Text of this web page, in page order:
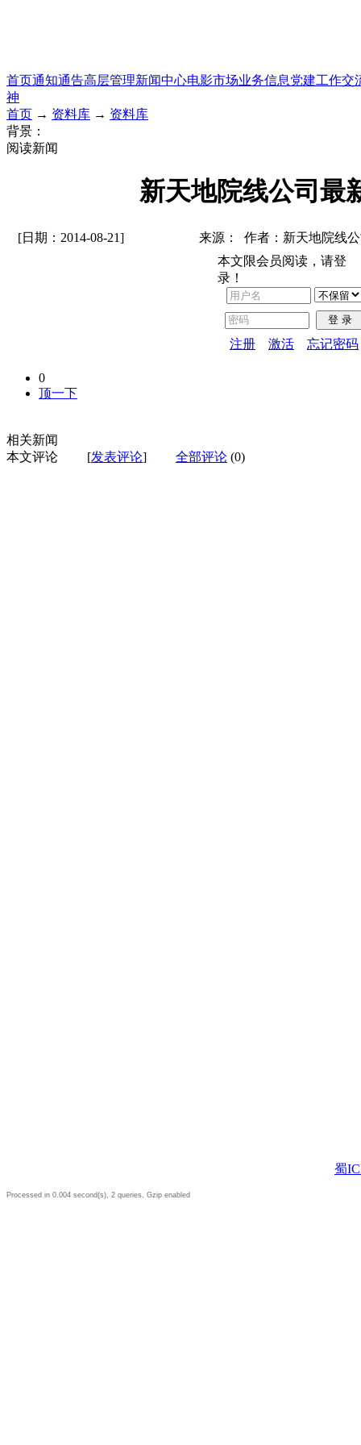
首页通知通告高层管理新闻中心电影市场业务信息党建工作交
神
首页 → 资料库 → 资料库
背景：
阅读新闻
新天地院线公司最
[日期：2014-08-21]
来源： 作者：新天地院线
本文限会员阅读，请登
录！
登 录
注册 激活 忘记密码
0
顶一下
相关新闻
本文评论 [发表评论] 全部评论 (0)
蜀
Processed in 0.004 second(s), 2 queries, Gzip enabled